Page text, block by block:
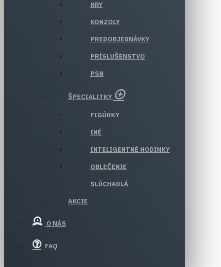
HRY
KONZOLY
PREDOBJEDNÁVKY
PRÍSLUŠENSTVO
PSN
ŠPECIALITKY
FIGÚRKY
INÉ
INTELIGENTNÉ HODINKY
OBLEČENIE
SLÚCHADLÁ
AKCIE
O NÁS
FAQ